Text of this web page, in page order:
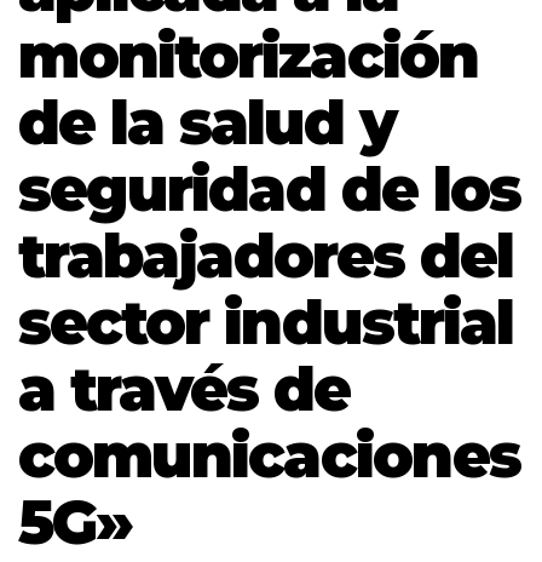
monitorización
de la salud y
seguridad de los
trabajadores del
sector industrial
a través de
comunicaciones
5G»